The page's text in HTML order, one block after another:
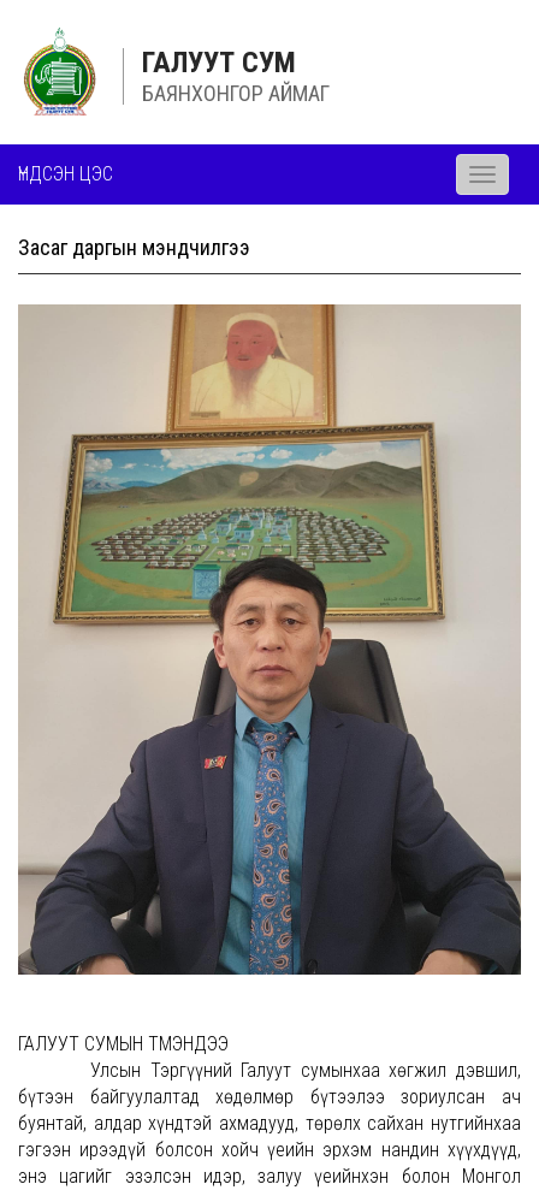
ГАЛУУТ СУМ
БАЯНХОНГОР АЙМАГ
ҮНДСЭН ЦЭС
Toggle
Засаг даргын мэндчилгээ
ГАЛУУТ СУМЫН ТҮМЭНДЭЭ
Улсын Тэргүүний Галуут сумынхаа хөгжил дэвшил,
бүтээн байгуулалтад хөдөлмөр бүтээлээ зориулсан ач
буянтай, алдар хүндтэй ахмадууд, төрөлх сайхан нутгийнхаа
гэгээн ирээдүй болсон хойч үеийн эрхэм нандин хүүхдүүд,
энэ цагийг эзэлсэн идэр, залуу үеийнхэн болон Монгол